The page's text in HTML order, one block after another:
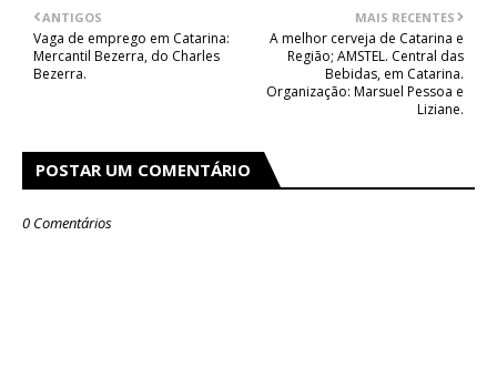
MAIS RECENTES
A melhor cerveja de Catarina e
Região; AMSTEL. Central das
Bebidas, em Catarina.
Organização: Marsuel Pessoa e
Liziane.
ANTIGOS
Vaga de emprego em Catarina:
Mercantil Bezerra, do Charles
Bezerra.
POSTAR UM COMENTÁRIO
0 Comentários